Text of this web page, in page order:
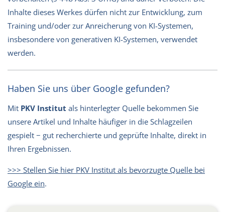
Inhalte dieses Werkes dürfen nicht zur Entwicklung, zum
Training und/oder zur Anreicherung von KI-Systemen,
insbesondere von generativen KI-Systemen, verwendet
werden.
Haben Sie uns über Google gefunden?
Mit PKV Institut als hinterlegter Quelle bekommen Sie
unsere Artikel und Inhalte häufiger in die Schlagzeilen
gespielt − gut recherchierte und geprüfte Inhalte, direkt in
Ihren Ergebnissen.
>>> Stellen Sie hier PKV Institut als bevorzugte Quelle bei
Google ein.